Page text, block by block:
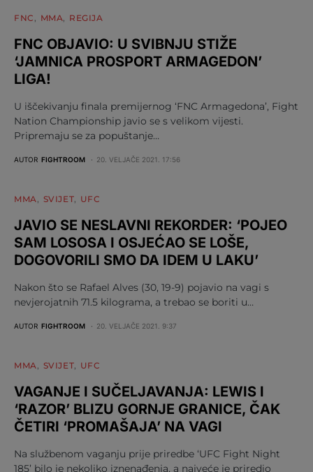
FNC MMA REGIJA
FNC OBJAVIO: U SVIBNJU STIŽE
‘JAMNICA PROSPORT ARMAGEDON’
LIGA!
U iščekivanju finala premijernog ‘FNC Armagedona’, Fight
Nation Championship javio se s velikom vijesti.
Pripremaju se za popuštanje…
AUTOR FIGHTROOM 20. VELJAČE 2021. 17:56
MMA SVIJET UFC
JAVIO SE NESLAVNI REKORDER: ‘POJEO
SAM LOSOSA I OSJEĆAO SE LOŠE,
DOGOVORILI SMO DA IDEM U LAKU’
Nakon što se Rafael Alves (30, 19-9) pojavio na vagi s
nevjerojatnih 71.5 kilograma, a trebao se boriti u…
AUTOR FIGHTROOM 20. VELJAČE 2021. 9:37
MMA SVIJET UFC
VAGANJE I SUČELJAVANJA: LEWIS I
‘RAZOR’ BLIZU GORNJE GRANICE, ČAK
ČETIRI ‘PROMAŠAJA’ NA VAGI
Na službenom vaganju prije priredbe ‘UFC Fight Night
185’ bilo je nekoliko iznenađenja, a najveće je priredio